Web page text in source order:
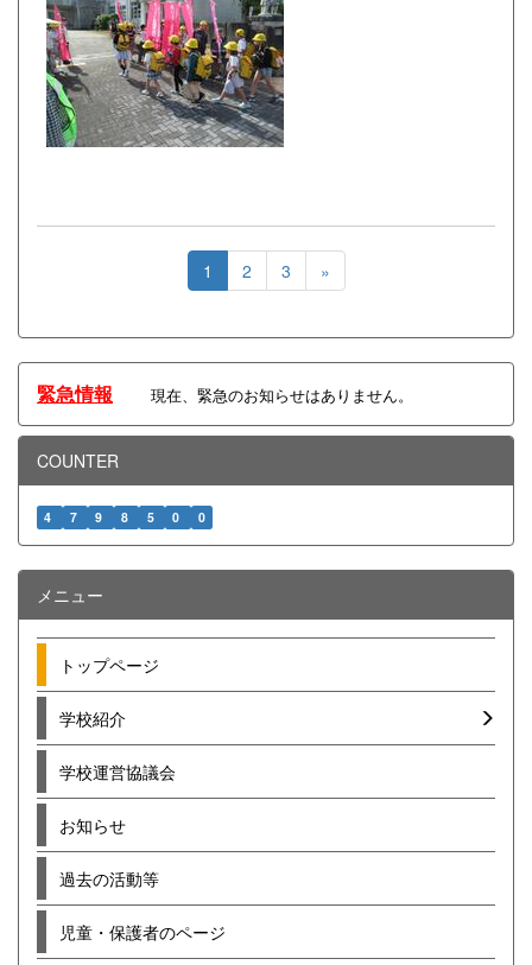
1 2 3 »
緊急情報 現在、緊急のお知らせはありません。
COUNTER
4 7 9 8 5 0 0
メニュー
トップページ
学校紹介
学校運営協議会
お知らせ
過去の活動等
児童・保護者のページ